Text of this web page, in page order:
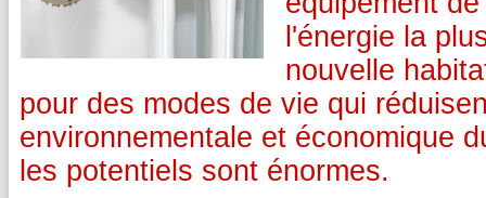
l'énergie la
nouvelle
pour des modes de vie qui
environnementale et économique
les potentiels sont énormes.